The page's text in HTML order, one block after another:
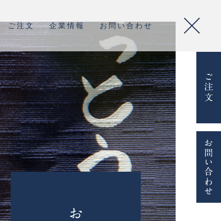
ご注文 企業情報 お問い合わせ